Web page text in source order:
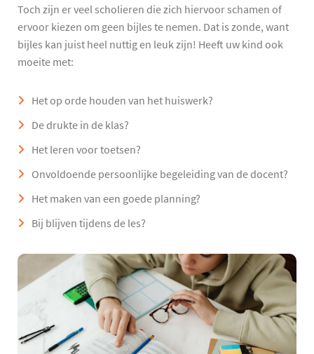
Toch zijn er veel scholieren die zich hiervoor schamen of
ervoor kiezen om geen bijles te nemen. Dat is zonde, want
bijles kan juist heel nuttig en leuk zijn! Heeft uw kind ook
moeite met:
Het op orde houden van het huiswerk?
De drukte in de klas?
Het leren voor toetsen?
Onvoldoende persoonlijke begeleiding van de docent?
Het maken van een goede planning?
Bij blijven tijdens de les?